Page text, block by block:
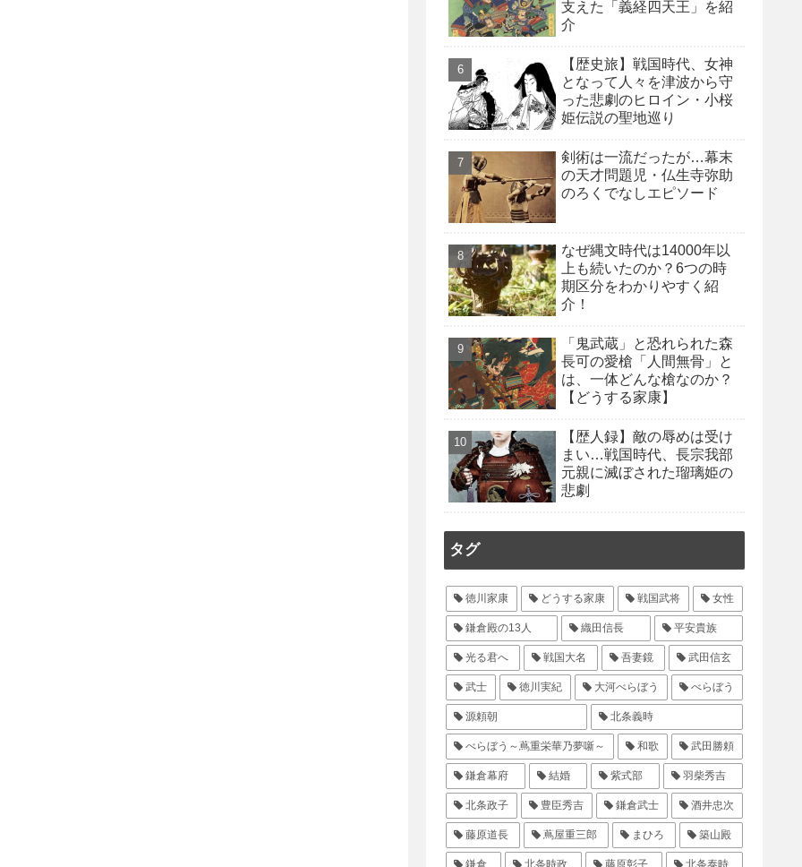
支えた「義経四天王」を紹
介
【歴史旅】戦国時代、女神
となって人々を津波から守
った悲劇のヒロイン・小桜
姫伝説の聖地巡り
剣術は一流だったが…幕末
の天才問題児・仏生寺弥助
のろくでなしエピソード
なぜ縄文時代は14000年以
上も続いたのか？6つの時
期区分をわかりやすく紹
介！
「鬼武蔵」と恐れられた森
長可の愛槍「人間無骨」と
は、一体どんな槍なのか？
【どうする家康】
【歴人録】敵の辱めは受け
まい…戦国時代、長宗我部
元親に滅ぼされた瑠璃姫の
悲劇
タグ
徳川家康 どうする家康 戦国武将 女性
鎌倉殿の13人 織田信長 平安貴族
光る君へ 戦国大名 吾妻鏡 武田信玄
武士 徳川実紀 大河べらぼう べらぼう
源頼朝 北条義時
べらぼう～蔦重栄華乃夢噺～ 和歌 武田勝頼
鎌倉幕府 結婚 紫式部 羽柴秀吉
北条政子 豊臣秀吉 鎌倉武士 酒井忠次
藤原道長 蔦屋重三郎 まひろ 築山殿
鎌倉 北条時政 藤原彰子 北条泰時